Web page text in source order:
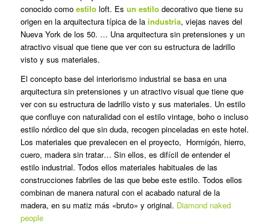
conocido como estiloloft. Es un estilodecorativo que tiene su
origen en la arquitectura típica de la industria, viejas naves del
Nueva York de los 50. … Una arquitectura sin pretensiones y un
atractivo visual que tiene que ver con su estructura de ladrillo
visto y sus materiales.
El concepto base del interiorismo industrial se basa en una
arquitectura sin pretensiones y un atractivo visual que tiene que
ver con su estructura de ladrillo visto y sus materiales. Un estilo
que confluye con naturalidad con el estilo vintage, boho o incluso
estilo nórdico del que sin duda, recogen pinceladas en este hotel.
Los materiales que prevalecen en el proyecto, Hormigón, hierro,
cuero, madera sin tratar… Sin ellos, es difícil de entender el
estilo industrial. Todos ellos materiales habituales de las
construcciones fabriles de las que bebe este estilo. Todos ellos
combinan de manera natural con el acabado natural de la
madera, en su matiz más «bruto» y original. Diamond naked
people